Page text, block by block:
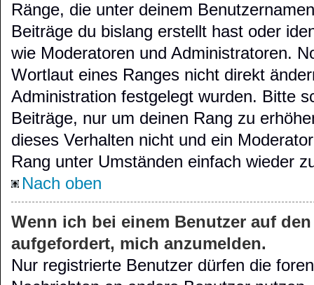
Ränge, die unter deinem
Beiträge du bislang erstellt hast oder
wie Moderatoren und Administratoren.
Wortlaut eines Ranges nicht direkt
Administration festgelegt wurden. Bitte
Beiträge, nur um deinen Rang zu
dieses Verhalten nicht und ein
Rang unter Umständen einfach wieder
Nach oben
Wenn ich bei einem Benutzer auf
aufgefordert, mich anzumelden.
Nur registrierte Benutzer dürfen die